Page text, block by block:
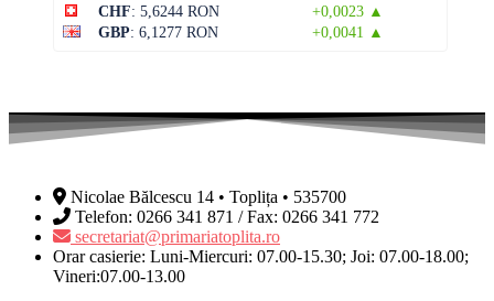
CHF: 5,6244 RON
+0,0023 ▲
GBP: 6,1277 RON +0,0041 ▲
Nicolae Bălcescu 14 • Toplița • 535700
Telefon: 0266 341 871 / Fax: 0266 341 772
secretariat@primariatoplita.ro
Orar casierie: Luni-Miercuri: 07.00-15.30; Joi: 07.00-18.00;
Vineri:07.00-13.00